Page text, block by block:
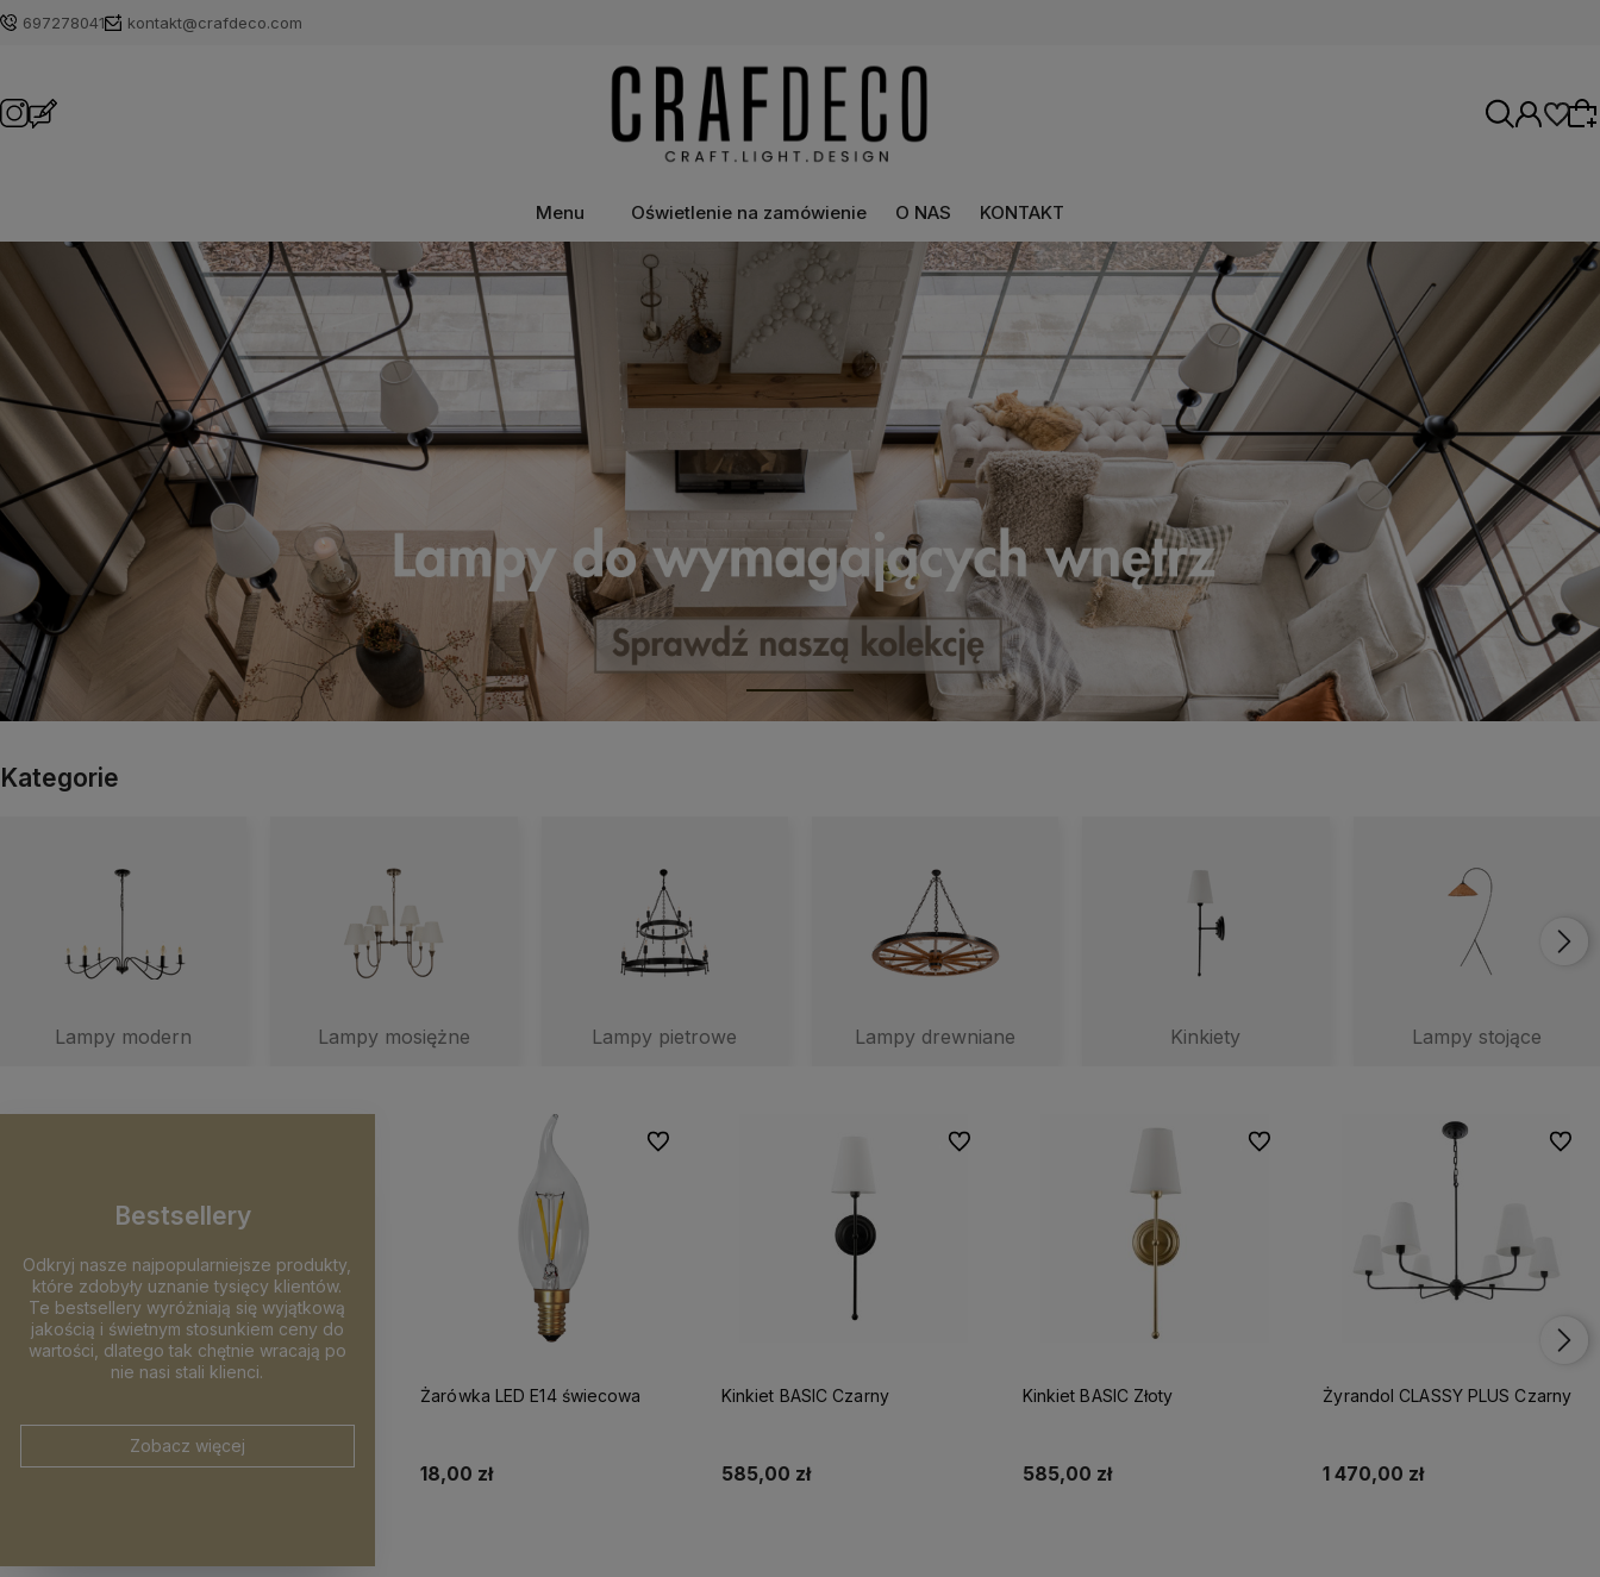
697278041 kontakt@crafdeco.com
Wybierz coś dla siebie z naszej aktualnej
oferty lub zaloguj się, aby przywrócić dodane
produkty do listy z poprzedniej sesji.
Menu Oświetlenie na zamówienie O NAS KONTAKT
Kategorie
Lampy modern Lampy mosiężne Lampy pietrowe Lampy drewniane Kinkiety Lampy stojące
Bestsellery
Odkryj nasze najpopularniejsze produkty,
które zdobyły uznanie tysięcy klientów.
Te bestsellery wyróżniają się wyjątkową
jakością i świetnym stosunkiem ceny do
wartości, dlatego tak chętnie wracają po
nie nasi stali klienci.
Zobacz więcej
Żarówka LED E14 świecowa
18,00 zł
Do ulubionych
Kinkiet BASIC Czarny
585,00 zł
Do ulubionych
Kinkiet BASIC Złoty
585,00 zł
Do ulubionych
Żyrandol CLASSY PLUS Czarny
1 470,00 zł
Do